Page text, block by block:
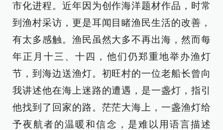
市化进程。近年因为创作海洋题材作品，时常
到渔村采访，更是耳闻目睹渔民生活的改善，
有太多感触。渔民虽然大多不再出海，然而每
年正月十三、十四，他们仍郑重地举办渔灯
节，到海边送渔灯。初旺村的一位老船长曾向
我讲述他在海上迷路的遭遇，是一盏灯，指引
他找到了回家的路。茫茫大海上，一盏渔灯给
予夜航者的温暖和信念，是难以用语言描述